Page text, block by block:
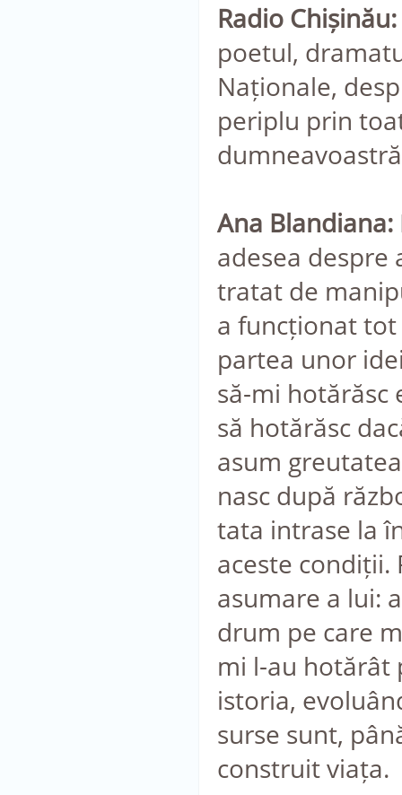
Radio Chișinău:
poetul,
Naționale,
periplu prin
Ana Blandiana:
adesea despre
tratat de
a funcționat
partea unor
să-mi hotărăsc
să hotărăsc
asum
nasc după
tata intrase la
aceste condiții.
asumare a lui:
drum pe care
mi l-au hotărât
istoria,
surse sunt,
construit viața.